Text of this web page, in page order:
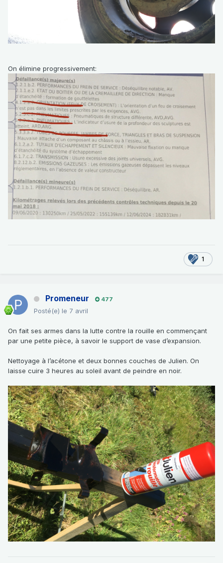
On élimine progressivement:
1
Promeneur 477
Posté(e) le 7 avril
On fait ses armes dans la lutte contre la rouille en commençant
par une petite pièce, à savoir le support de vase d’expansion.
Nettoyage à l’acétone et deux bonnes couches de Julien. On
laisse cuire 3 heures au soleil avant de peindre en noir.